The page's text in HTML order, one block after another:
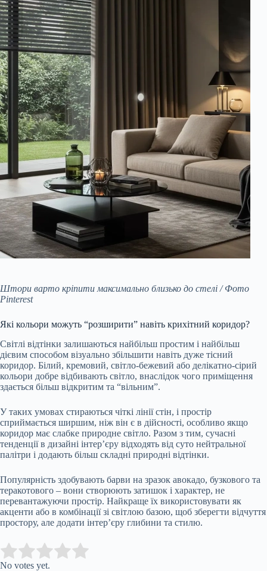
Штори варто кріпити максимально близько до стелі / Фото
Pinterest
Які кольори можуть “розширити” навіть крихітний коридор?
Світлі відтінки залишаються найбільш простим і найбільш
дієвим способом візуально збільшити навіть дуже тісний
коридор. Білий, кремовий, світло-бежевий або делікатно-сірий
кольори добре відбивають світло, внаслідок чого приміщення
здається більш відкритим та “вільним”.
У таких умовах стираються чіткі лінії стін, і простір
сприймається ширшим, ніж він є в дійсності, особливо якщо
коридор має слабке природне світло. Разом з тим, сучасні
тенденції в дизайні інтер’єру відходять від суто нейтральної
палітри і додають більш складні природні відтінки.
Популярність здобувають барви на зразок авокадо, бузкового та
теракотового – вони створюють затишок і характер, не
перевантажуючи простір. Найкраще їх використовувати як
акценти або в комбінації зі світлою базою, щоб зберегти відчуття
простору, але додати інтер’єру глибини та стилю.
Rate this item:
No votes yet.